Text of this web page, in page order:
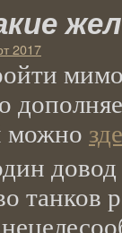
2017
можно
довод
танков